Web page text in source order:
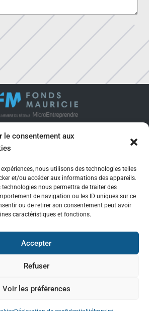
le consentement aux
nous utilisons des technologies telles
et/ou accéder aux informations des appareils.
technologies nous permettra de traiter des
de navigation ou les ID uniques sur ce
ou de retirer son consentement peut avoir
caractéristiques et fonctions.
Accepter
Refuser
Voir les préférences
SIÈGE SOCIAL
819 371-9050
SUIVEZ-NOUS
© Fonds Mauricie 2023.